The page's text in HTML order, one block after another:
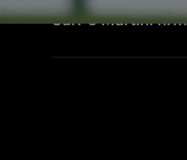
Sarr e Martini